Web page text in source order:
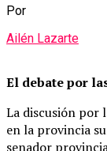
Por
Ailén Lazarte
El debate por
La discusión por
en la provincia
senador